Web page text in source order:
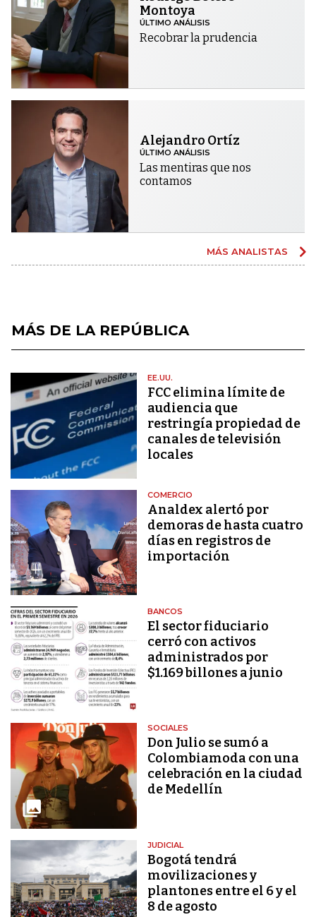
Montoya
ÚLTIMO ANÁLISIS
Recobrar la prudencia
Alejandro Ortíz
ÚLTIMO ANÁLISIS
Las mentiras que nos
contamos
MÁS ANALISTAS
MÁS DE LA REPÚBLICA
EE.UU.
FCC elimina límite de
audiencia que
restringía propiedad de
canales de televisión
locales
COMERCIO
Analdex alertó por
demoras de hasta cuatro
días en registros de
importación
BANCOS
El sector fiduciario
cerró con activos
administrados por
$1.169 billones a junio
SOCIALES
Don Julio se sumó a
Colombiamoda con una
celebración en la ciudad
de Medellín
JUDICIAL
Bogotá tendrá
movilizaciones y
plantones entre el 6 y el
8 de agosto